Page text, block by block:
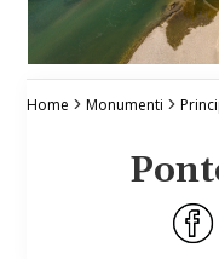
Home Monumenti